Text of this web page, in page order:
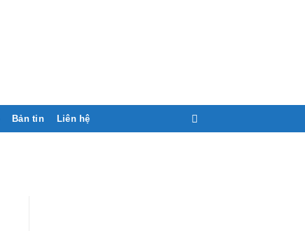
Bản tin Liên hệ